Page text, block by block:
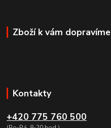
Zboží k vám
Kontakty
+420 775 760 500